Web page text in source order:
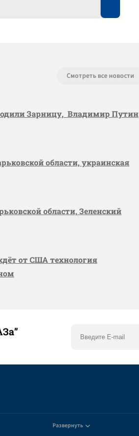
Смотреть все новости
Зарницу, Владимир Путин
области, украинская
области, Зеленский
от США технология
Развернуть